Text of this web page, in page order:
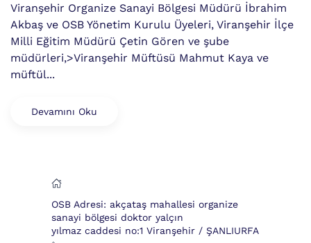
Viranşehir Organize Sanayi Bölgesi Müdürü İbrahim
Akbaş ve OSB Yönetim Kurulu Üyeleri, Viranşehir İlçe
Milli Eğitim Müdürü Çetin Gören ve şube
müdürleri,>Viranşehir Müftüsü Mahmut Kaya ve
müftül...
Devamını Oku
OSB Adresi: akçataş mahallesi organize
sanayi bölgesi doktor yalçın
yılmaz caddesi no:1 Viranşehir / ŞANLIURFA